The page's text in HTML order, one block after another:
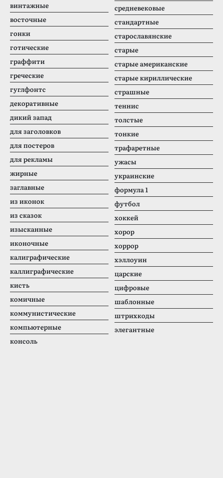
винтажные
восточные
гонки
готические
граффити
греческие
гуглфонтс
декоративные
дикий запад
для заголовков
для постеров
для рекламы
жирные
заглавные
из иконок
из сказок
изысканные
иконочные
калиграфические
каллиграфические
кисть
комичные
коммунистические
компьютерные
консоль
средневековые
стандартные
старославянские
старые
старые американские
старые кириллические
страшные
теннис
толстые
тонкие
трафаретные
ужасы
украинские
формула 1
футбол
хоккей
хорор
хоррор
хэллоуин
царские
цифровые
шаблонные
штрихкоды
элегантные